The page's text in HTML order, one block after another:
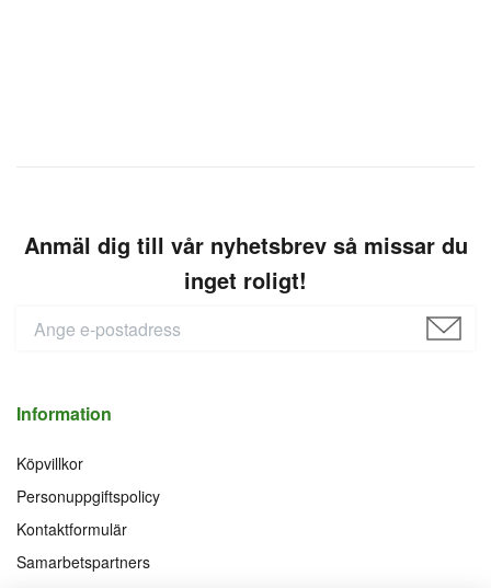
Anmäl dig till vår nyhetsbrev så missar du
inget roligt!
Information
Köpvillkor
Personuppgiftspolicy
Kontaktformulär
Samarbetspartners